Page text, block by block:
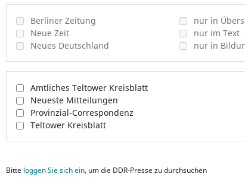
Berliner Zeitung
Neue Zeit
Neues Deutschland
nur in
nur im Text
nur in
Amtliches Teltower Kreisblatt
Neueste Mitteilungen
Provinzial-Correspondenz
Teltower Kreisblatt
Bitte loggen Sie sich ein, um die DDR-Presse zu durchsuchen